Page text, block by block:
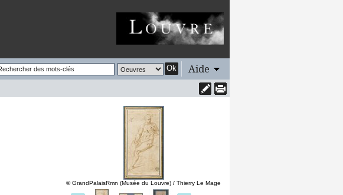
Ok Aide
© GrandPalaisRmn (Musée du Louvre) / Thierry Le Mage